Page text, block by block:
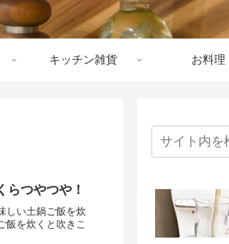
キッチン雑貨 お料理
らつやつや！
しい土鍋ご飯を炊
飯を炊くと吹きこ